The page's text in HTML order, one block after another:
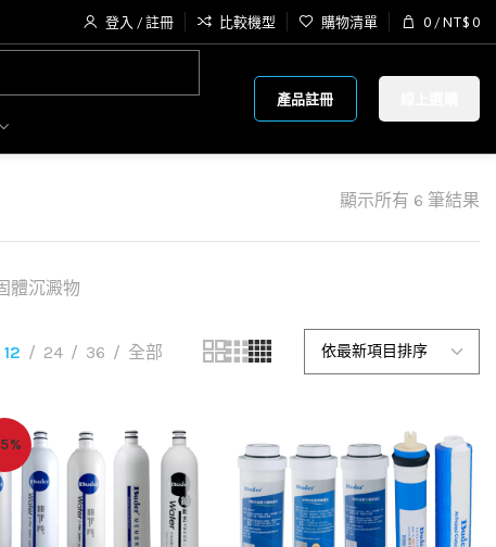
登入 / 註冊 比較機型 購物清單 0 / NT$ 0
產品註冊
顯示所有 6 筆結果
體沉澱物
12 24 36 全部